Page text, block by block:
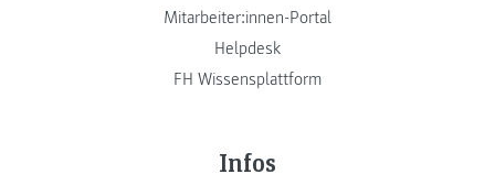
Mitarbeiter:innen-Portal
Helpdesk
FH Wissensplattform
Infos